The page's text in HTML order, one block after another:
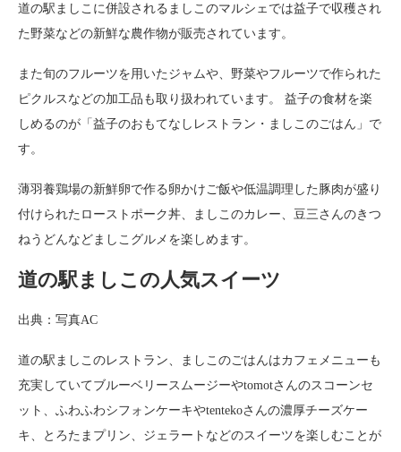
道の駅ましこに併設されるましこのマルシェでは益子で収穫され
た野菜などの新鮮な農作物が販売されています。
また旬のフルーツを用いたジャムや、野菜やフルーツで作られた
ピクルスなどの加工品も取り扱われています。 益子の食材を楽
しめるのが「益子のおもてなしレストラン・ましこのごはん」で
す。
薄羽養鶏場の新鮮卵で作る卵かけご飯や低温調理した豚肉が盛り
付けられたローストポーク丼、ましこのカレー、豆三さんのきつ
ねうどんなどましこグルメを楽しめます。
道の駅ましこの人気スイーツ
出典：写真AC
道の駅ましこのレストラン、ましこのごはんはカフェメニューも
充実していてブルーベリースムージーやtomotさんのスコーンセ
ット、ふわふわシフォンケーキやtentekoさんの濃厚チーズケー
キ、とろたまプリン、ジェラートなどのスイーツを楽しむことが